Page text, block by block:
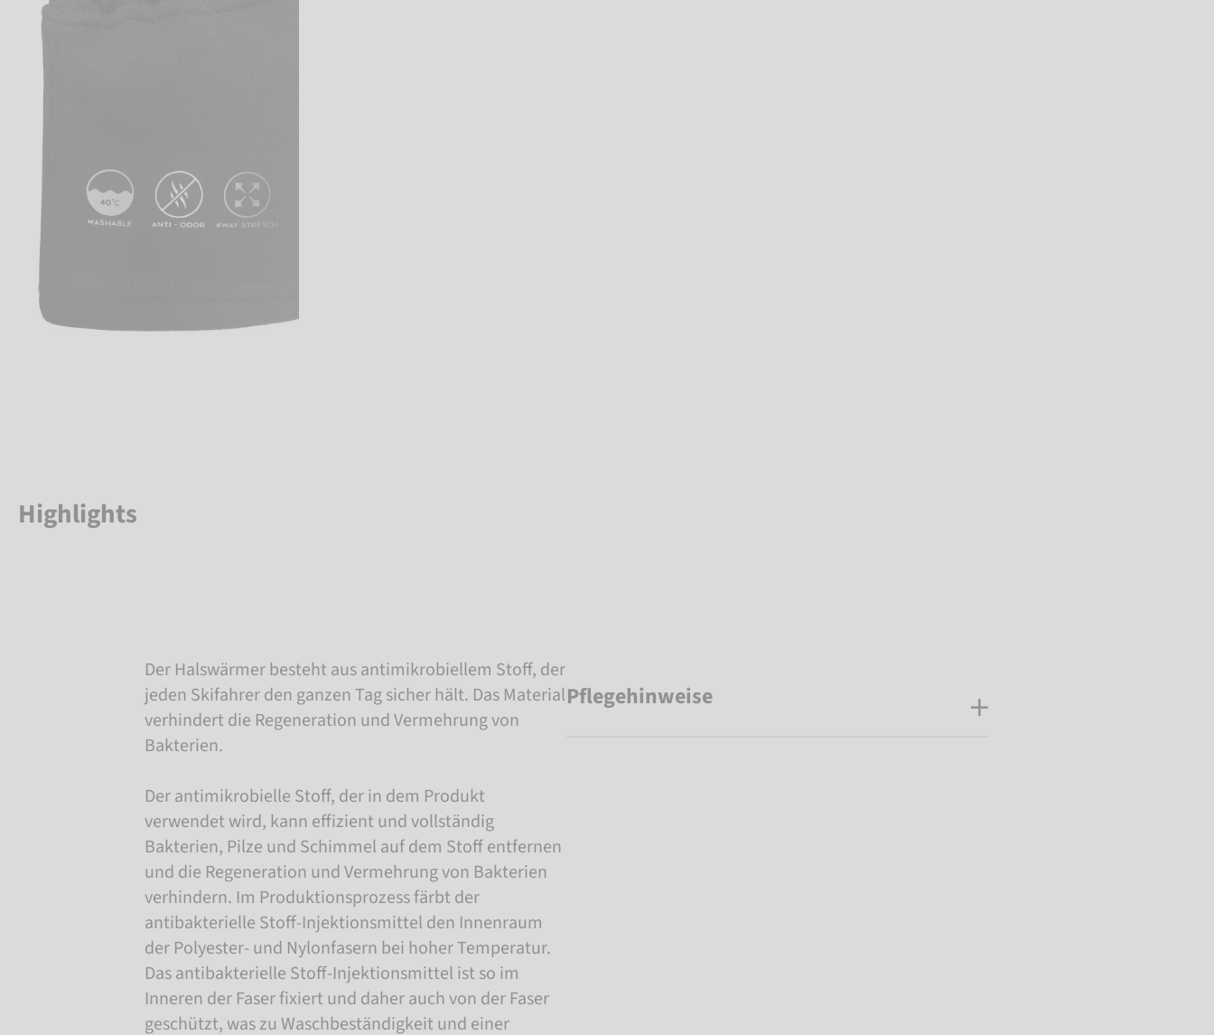
Highlights
Der Halswärmer besteht aus antimikrobiellem Stoff, der
jeden Skifahrer den ganzen Tag sicher hält. Das Material
verhindert die Regeneration und Vermehrung von
Bakterien.
Der antimikrobielle Stoff, der in dem Produkt
verwendet wird, kann effizient und vollständig
Bakterien, Pilze und Schimmel auf dem Stoff entfernen
und die Regeneration und Vermehrung von Bakterien
verhindern. Im Produktionsprozess färbt der
antibakterielle Stoff-Injektionsmittel den Innenraum
der Polyester- und Nylonfasern bei hoher Temperatur.
Das antibakterielle Stoff-Injektionsmittel ist so im
Inneren der Faser fixiert und daher auch von der Faser
geschützt, was zu Waschbeständigkeit und einer
Pflegehinweise